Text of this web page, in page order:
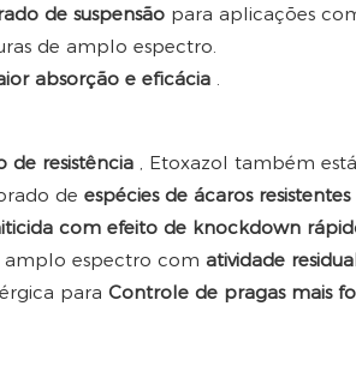
de suspensão para aplicações
de amplo espectro.
absorção e eficácia .
de resistência , Etoxazol também
de espécies de ácaros resistentes
com efeito de knockdown
amplo espectro com atividade
para Controle de pragas mais